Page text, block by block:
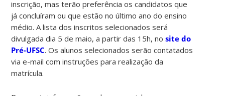
inscrição, mas terão preferência os candidatos que
já concluíram ou que estão no último ano do ensino
médio. A lista dos inscritos selecionados será
divulgada dia 5 de maio, a partir das 15h, nosite do
Pré-UFSC. Os alunos selecionados serão contatados
via e-mail com instruções para realização da
matrícula.